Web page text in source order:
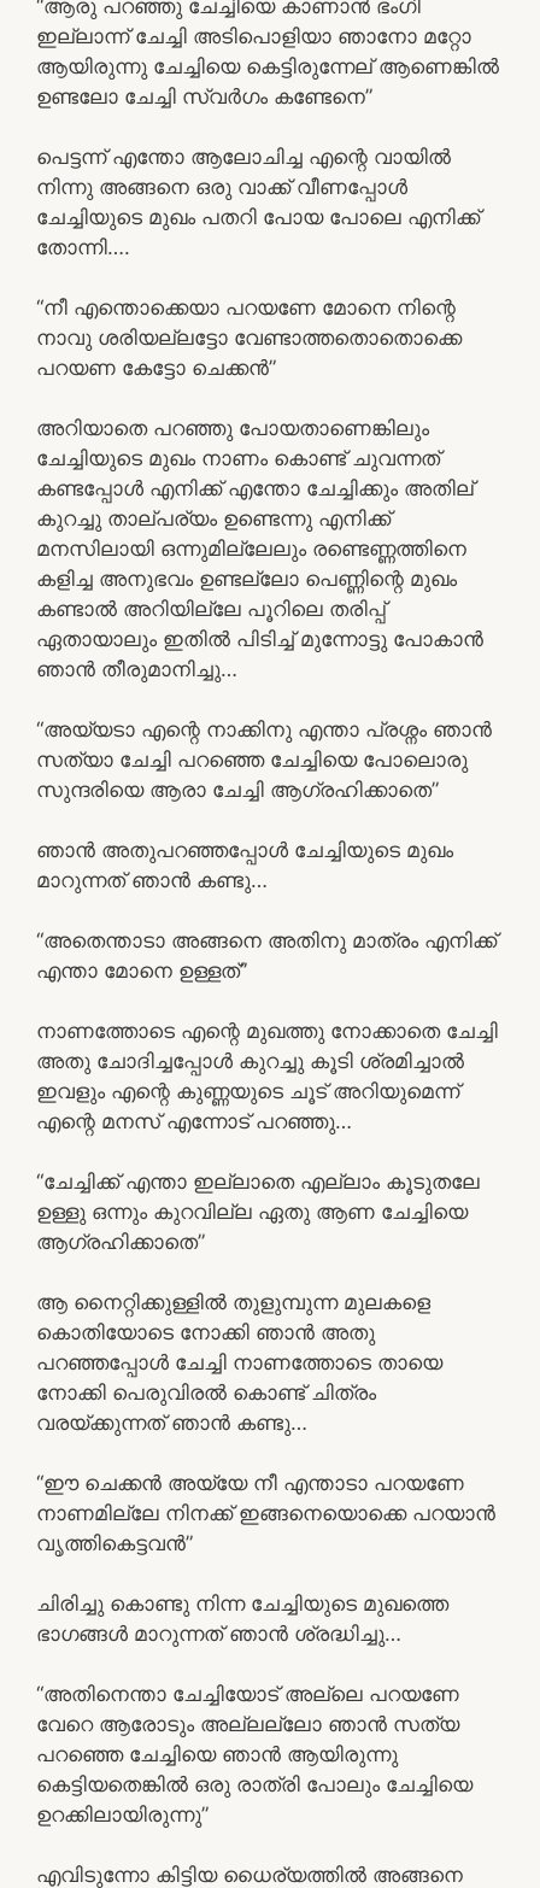
“ആരു പറഞ്ഞു ചേച്ചിയെ കാണാൻ ഭംഗി
ഇല്ലാന്ന് ചേച്ചി അടിപൊളിയാ ഞാനോ മറ്റോ
ആയിരുന്നു ചേച്ചിയെ കെട്ടിരുന്നേല് ആണെങ്കിൽ
ഉണ്ടലോ ചേച്ചി സ്വർഗം കണ്ടേനെ”
പെട്ടന്ന് എന്തോ ആലോചിച്ച എന്റെ വായിൽ
നിന്നു അങ്ങനെ ഒരു വാക്ക് വീണപ്പോൾ
ചേച്ചിയുടെ മുഖം പതറി പോയ പോലെ എനിക്ക്
തോന്നി….
“നീ എന്തൊക്കെയാ പറയണേ മോനെ നിന്റെ
നാവു ശരിയല്ലട്ടോ വേണ്ടാത്തതൊതൊക്കെ
പറയണ കേട്ടോ ചെക്കൻ”
അറിയാതെ പറഞ്ഞു പോയതാണെങ്കിലും
ചേച്ചിയുടെ മുഖം നാണം കൊണ്ട് ചുവന്നത്
കണ്ടപ്പോൾ എനിക്ക് എന്തോ ചേച്ചിക്കും അതില്
കുറച്ചു താല്പര്യം ഉണ്ടെന്നു എനിക്ക്
മനസിലായി ഒന്നുമില്ലേലും രണ്ടെണ്ണത്തിനെ
കളിച്ച അനുഭവം ഉണ്ടല്ലോ പെണ്ണിന്റെ മുഖം
കണ്ടാൽ അറിയില്ലേ പൂറിലെ തരിപ്പ്
ഏതായാലും ഇതിൽ പിടിച്ച് മുന്നോട്ടു പോകാൻ
ഞാൻ തീരുമാനിച്ചു…
“അയ്യടാ എന്റെ നാക്കിനു എന്താ പ്രശ്നം ഞാൻ
സത്യാ ചേച്ചി പറഞ്ഞെ ചേച്ചിയെ പോലൊരു
സുന്ദരിയെ ആരാ ചേച്ചി ആഗ്രഹിക്കാതെ”
ഞാൻ അതുപറഞ്ഞപ്പോൾ ചേച്ചിയുടെ മുഖം
മാറുന്നത് ഞാൻ കണ്ടു…
“അതെന്താടാ അങ്ങനെ അതിനു മാത്രം എനിക്ക്
എന്താ മോനെ ഉള്ളത്”
നാണത്തോടെ എന്റെ മുഖത്തു നോക്കാതെ ചേച്ചി
അതു ചോദിച്ചപ്പോൾ കുറച്ചു കൂടി ശ്രമിച്ചാൽ
ഇവളും എന്റെ കുണ്ണയുടെ ചൂട് അറിയുമെന്ന്
എന്റെ മനസ് എന്നോട് പറഞ്ഞു…
“ചേച്ചിക്ക് എന്താ ഇല്ലാതെ എല്ലാം കൂടുതലേ
ഉള്ളു ഒന്നും കുറവില്ല ഏതു ആണ ചേച്ചിയെ
ആഗ്രഹിക്കാതെ”
ആ നൈറ്റിക്കുള്ളിൽ തുളുമ്പുന്ന മുലകളെ
കൊതിയോടെ നോക്കി ഞാൻ അതു
പറഞ്ഞപ്പോൾ ചേച്ചി നാണത്തോടെ തായെ
നോക്കി പെരുവിരൽ കൊണ്ട് ചിത്രം
വരയ്ക്കുന്നത് ഞാൻ കണ്ടു…
“ഈ ചെക്കൻ അയ്യേ നീ എന്താടാ പറയണേ
നാണമില്ലേ നിനക്ക് ഇങ്ങനെയൊക്കെ പറയാൻ
വൃത്തികെട്ടവൻ”
ചിരിച്ചു കൊണ്ടു നിന്ന ചേച്ചിയുടെ മുഖത്തെ
ഭാഗങ്ങൾ മാറുന്നത് ഞാൻ ശ്രദ്ധിച്ചു…
“അതിനെന്താ ചേച്ചിയോട് അല്ലെ പറയണേ
വേറെ ആരോടും അല്ലല്ലോ ഞാൻ സത്യ
പറഞ്ഞെ ചേച്ചിയെ ഞാൻ ആയിരുന്നു
കെട്ടിയതെങ്കിൽ ഒരു രാത്രി പോലും ചേച്ചിയെ
ഉറക്കിലായിരുന്നു”
എവിടുന്നോ കിട്ടിയ ധൈര്യത്തിൽ അങ്ങനെ